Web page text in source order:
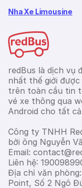
Nha Xe Limousine
redBus là dịch vụ
nhất thế giới
trên toàn cầu tin
vé xe thông qua
Android cho tất
Công ty TNHH
bởi ông Nguyễn
Email:
Liên hệ:
Địa chỉ văn
Point, Số 2 Ngô